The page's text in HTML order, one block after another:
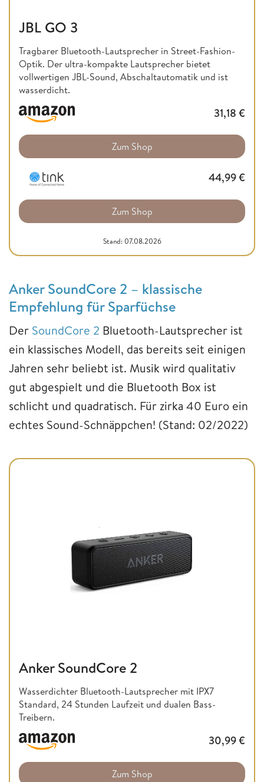
JBL GO 3
Tragbarer Bluetooth-Lautsprecher in Street-Fashion-
Optik. Der ultra-kompakte Lautsprecher bietet
vollwertigen JBL-Sound, Abschaltautomatik und ist
wasserdicht.
31,18 €
Zum Shop
44,99€
Zum Shop
Stand: 07.08.2026
Anker SoundCore 2 – klassische
Empfehlung für Sparfüchse
Der SoundCore 2 Bluetooth-Lautsprecher ist
ein klassisches Modell, das bereits seit einigen
Jahren sehr beliebt ist. Musik wird qualitativ
gut abgespielt und die Bluetooth Box ist
schlicht und quadratisch. Für zirka 40 Euro ein
echtes Sound-Schnäppchen! (Stand: 02/2022)
Anker SoundCore 2
Wasserdichter Bluetooth-Lautsprecher mit IPX7
Standard, 24 Stunden Laufzeit und dualen Bass-
Treibern.
30,99€
Zum Shop